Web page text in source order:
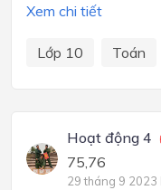
Xem chi tiết
Lớp 10 Toán
Hoạt động 4
75,76
29 tháng 9 2023